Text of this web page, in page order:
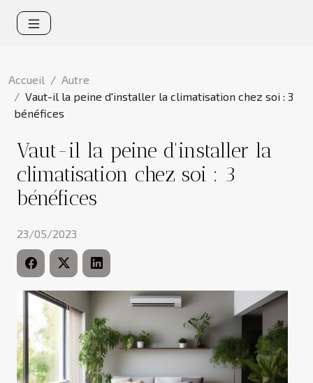
Accueil
Autre
Vaut-il la peine d'installer la climatisation chez soi : 3
bénéfices
Vaut-il la peine d'installer la
climatisation chez soi : 3
bénéfices
23/05/2023